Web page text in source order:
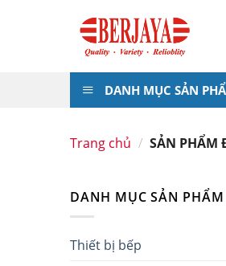
DANH MỤC SẢN
Trang chủ / SẢN PHẨM
DANH MỤC SẢN PHẨM
Thiết bị bếp